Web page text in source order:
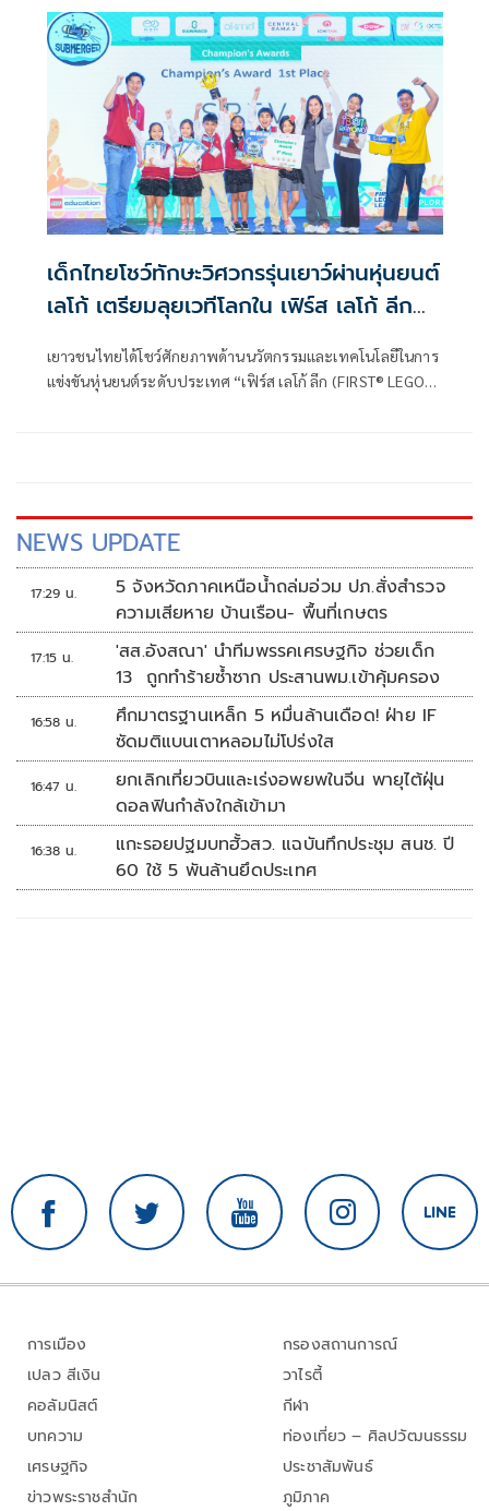
มัธยมต้นกว่า 80 คน จาก 4 จังหวัดภาคตะวันออก ในค่าย
เยาวชน เรียน รักษ์ ป่าชายเลน “Child-Len
เด็กไทยโชว์ทักษะวิศวกรรุ่นเยาว์ผ่านหุ่นยนต์
เลโก้ เตรียมลุยเวทีโลกใน เฟิร์ส เลโก้ ลีก
เยาวชนไทยได้โชว์ศักยภาพด้านนวัตกรรมและเทคโนโลยีในการ
แข่งขันหุ่นยนต์ระดับประเทศ “เฟิร์ส เลโก้ ลีก (FIRST® LEGO®
NEWS UPDATE
17:29 น.
5 จังหวัดภาคเหนือน้ำถล่มอ่วม ปภ.สั่งสำรวจ
ความเสียหาย บ้านเรือน- พื้นที่เกษตร
17:15 น.
'สส.อังสณา' นำทีมพรรคเศรษฐกิจ ช่วยเด็ก
13 ถูกทำร้ายซ้ำซาก ประสานพม.เข้าคุ้มครอง
16:58 น.
ศึกมาตรฐานเหล็ก 5 หมื่นล้านเดือด! ฝ่าย IF
ซัดมติแบนเตาหลอมไม่โปร่งใส
16:47 น.
ยกเลิกเที่ยวบินและเร่งอพยพในจีน พายุไต้ฝุ่น
ดอลฟินกำลังใกล้เข้ามา
16:38 น.
แกะรอยปฐมบทฮั้วสว. แฉบันทึกประชุม สนช. ปี
60 ใช้ 5 พันล้านยึดประเทศ
การเมือง
เปลว สีเงิน
คอลัมนิสต์
บทความ
เศรษฐกิจ
ข่าวพระราชสำนัก
กรองสถานการณ์
วาไรตี้
กีฬา
ท่องเที่ยว – ศิลปวัฒนธรรม
ประชาสัมพันธ์
ภูมิภาค